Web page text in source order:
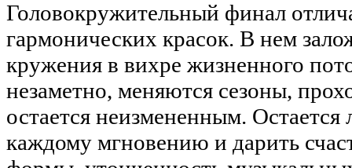
Головокружительный финал
гармонических красок. В нем
кружения в вихре жизненного
незаметно, меняются сезоны,
остается неизмененным. Остается
каждому мгновению и дарить